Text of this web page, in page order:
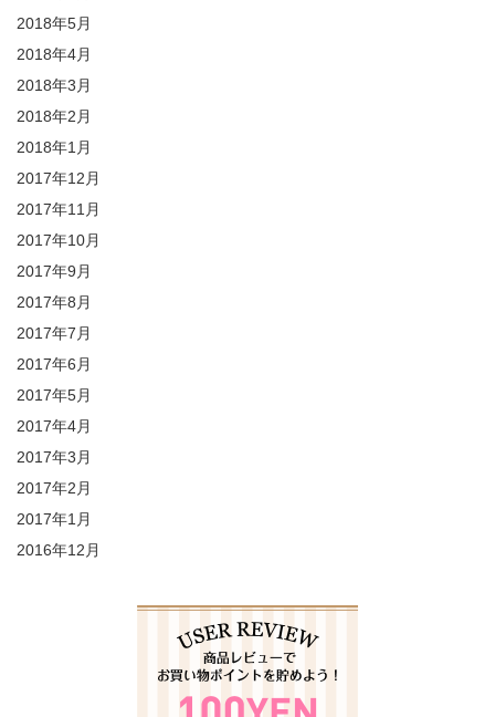
2018年5月
2018年4月
2018年3月
2018年2月
2018年1月
2017年12月
2017年11月
2017年10月
2017年9月
2017年8月
2017年7月
2017年6月
2017年5月
2017年4月
2017年3月
2017年2月
2017年1月
2016年12月